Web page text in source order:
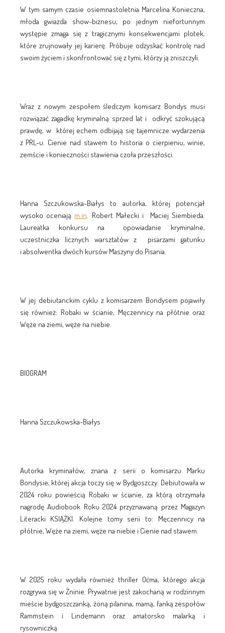
W tym samym czasie osiemnastoletnia Marcelina Konieczna,
młoda gwiazda show-biznesu, po jednym niefortunnym
występie zmaga się z tragicznymi konsekwencjami plotek,
które zrujnowały jej karierę. Próbuje odzyskać kontrolę nad
swoim życiem i skonfrontować się z tymi, którzy ją zniszczyli.
Wraz z nowym zespołem śledczym komisarz Bondys musi
rozwiązać zagadkę kryminalną sprzed lat i odkryć szokującą
prawdę, w której echem odbijają się tajemnicze wydarzenia
z PRL-u. Cienie nad stawem to historia o cierpieniu, winie,
zemście i konieczności stawienia czoła przeszłości.
Hanna Szczukowska-Białys to autorka, której potencjał
wysoko oceniają m.in . Robert Małecki i Maciej Siembieda.
Laureatka konkursu na opowiadanie kryminalne,
uczestniczka licznych warsztatów z pisarzami gatunku
i absolwentka dwóch kursów Maszyny do Pisania.
W jej debiutanckim cyklu z komisarzem Bondysem pojawiły
się również: Robaki w ścianie, Męczennicy na płótnie oraz
Węże na ziemi, węże na niebie.
BIOGRAM
Hanna Szczukowska-Białys
Autorka kryminałów, znana z serii o komisarzu Marku
Bondysie, której akcja toczy się w Bydgoszczy. Debiutowała w
2024 roku powieścią Robaki w ścianie, za którą otrzymała
nagrodę Audiobook Roku 2024 przyznawaną przez Magazyn
Literacki KSIĄŻKI. Kolejne tomy serii to: Męczennicy na
płótnie, Węże na ziemi, węże na niebie i Cienie nad stawem.
W 2025 roku wydała również thriller Oćma, którego akcja
rozgrywa się w Żninie. Prywatnie jest zakochaną w rodzinnym
mieście bydgoszczanką, żoną pilanina, mamą, fanką zespołów
Rammstein i Lindemann oraz amatorsko malarką i
rysowniczką.